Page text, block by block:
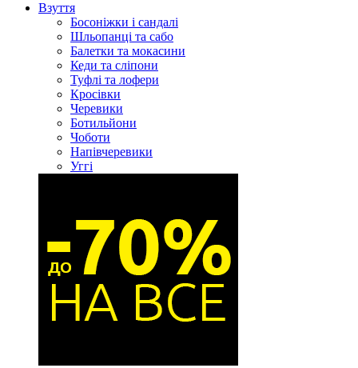
Взуття
Босоніжки і сандалі
Шльопанці та сабо
Балетки та мокасини
Кеди та сліпони
Туфлі та лофери
Кросівки
Черевики
Ботильйони
Чоботи
Напівчеревики
Уггі